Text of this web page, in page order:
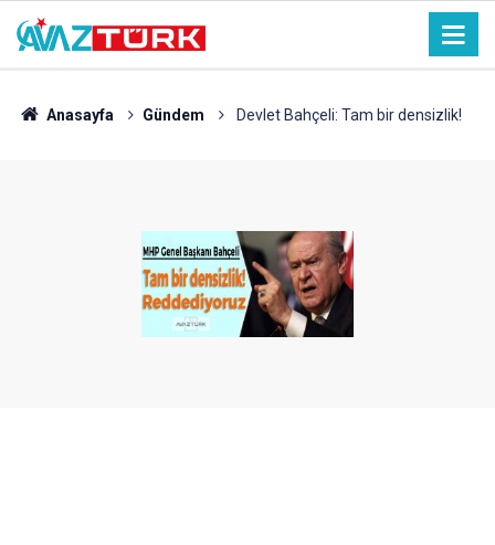
Anasayfa Gündem Devlet Bahçeli: Tam bir densizlik!